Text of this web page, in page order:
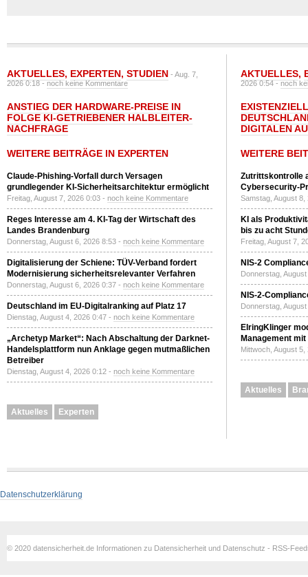
AKTUELLES, EXPERTEN, STUDIEN - Aug. 7,
2026 0:18 -noch keine Kommentare
ANSTIEG DER HARDWARE-PREISE IN
FOLGE KI-GETRIEBENER HALBLEITER-
NACHFRAGE
WEITERE BEITRÄGE IN EXPERTEN
Claude-Phishing-Vorfall durch Versagen
grundlegender KI-Sicherheitsarchitektur ermöglicht
Freitag, August 7, 2026 0:03 - noch keine Kommentare
Reges Interesse am 4. KI-Tag der Wirtschaft des
Landes Brandenburg
Donnerstag, August 6, 2026 8:53 - noch keine Kommentare
Digitalisierung der Schiene: TÜV-Verband fordert
Modernisierung sicherheitsrelevanter Verfahren
Donnerstag, August 6, 2026 0:37 - noch keine Kommentare
Deutschland im EU-Digitalranking auf Platz 17
Dienstag, August 4, 2026 0:47 - noch keine Kommentare
„Archetyp Market“: Nach Abschaltung der Darknet-
Handelsplattform nun Anklage gegen mutmaßlichen
Betreiber
Dienstag, August 4, 2026 0:12 - noch keine Kommentare
Aktuelles Experten
AKTUELLES,
2026 0:54 -noch
DIGITALEN
WEITERE
Zutrittskontrolle
Cybersecurity-
Samstag, August
KI als
bis zu acht
Freitag, August 7,
NIS-2
Donnerstag,
NIS-2-
Donnerstag,
ElringKlinger
Management
Mittwoch, August
Aktuelles
Datenschutzerklärung
© 2020 datensicherheit.de Informationen zu Datensicherheit und Datenschutz - RSS-